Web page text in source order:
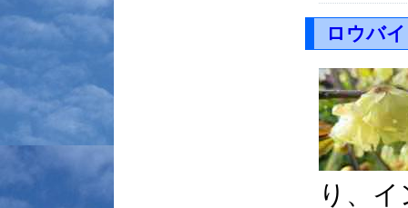
ロウバイ
り、